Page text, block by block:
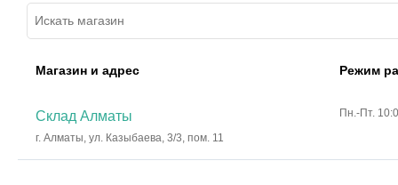
Магазин и адрес Режим
Склад Алматы
г. Алматы, ул. Казыбаева, 3/3, пом. 11
Пн.-Пт.